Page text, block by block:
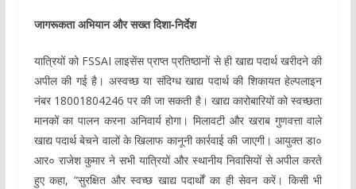
जागरूकता अभियान और सख्त दिशा-निर्देश
यात्रियों को FSSAI लाइसेंस प्राप्त प्रतिष्ठानों से ही खाद्य पदार्थ खरीदने की
अपील की गई है। अस्वच्छ या संदिग्ध खाद्य पदार्थ की शिकायत हेल्पलाइन
नंबर 18001804246 पर की जा सकती है। खाद्य कारोबारियों को स्वच्छता
मानकों का पालन करना अनिवार्य होगा। मिलावटी और खराब गुणवत्ता वाले
खाद्य पदार्थ बेचने वालों के खिलाफ कानूनी कार्रवाई की जाएगी। आयुक्त डा०
आर० राजेश कुमार ने सभी यात्रियों और स्थानीय निवासियों से अपील करते
हुए कहा, “सुरक्षित और स्वच्छ खाद्य पदार्थों का ही सेवन करें। किसी भी